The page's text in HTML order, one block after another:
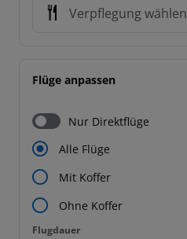
Verpflegung wählen
Flüge anpassen
Nur Direktflüge
Alle Flüge
Mit Koffer
Ohne Koffer
Flugdauer
Flugdauer